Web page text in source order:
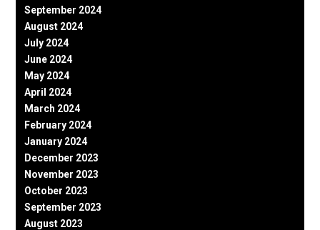
September 2024
August 2024
July 2024
June 2024
May 2024
April 2024
March 2024
February 2024
January 2024
December 2023
November 2023
October 2023
September 2023
August 2023